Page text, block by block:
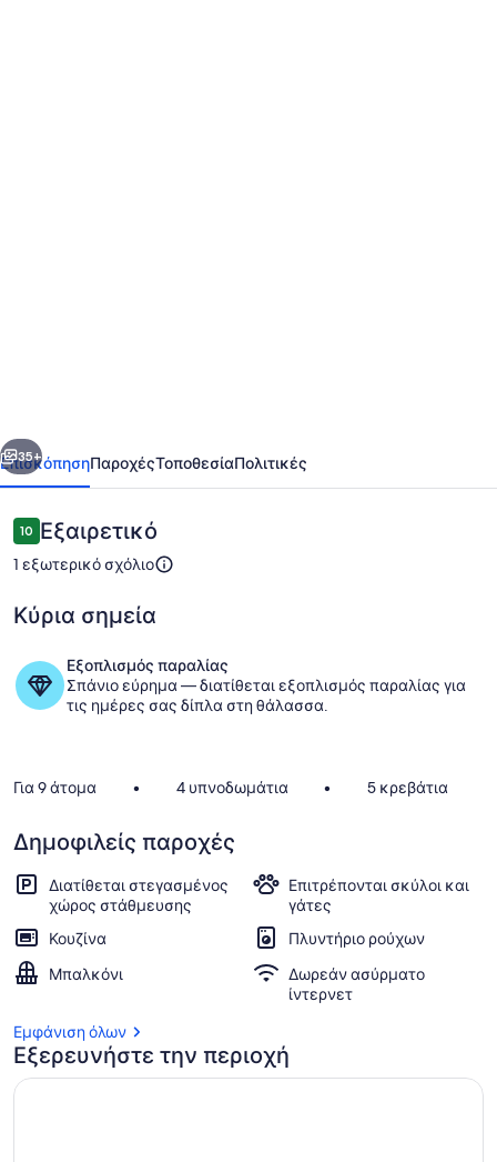
4
bedrooms.
Εξωτερικοί χώροι
Επόμενο
35+
ΕπισκόπησηΠαροχέςΤοποθεσίαΠολιτικές
Σχόλια
1010 στα 10
Εξαιρετικό
1 εξωτερικό σχόλιο
Κύρια σημεία
Εξοπλισμός παραλίας
Σπάνιο εύρημα — διατίθεται εξοπλισμός παραλίας για
τις ημέρες σας δίπλα στη θάλασσα.
Για 9 άτομα • 4 υπνοδωμάτια • 5 κρεβάτια
Δημοφιλείς παροχές
Διατίθεται στεγασμένος
χώρος στάθμευσης
Επιτρέπονται σκύλοι και
γάτες
Κουζίνα
Πλυντήριο ρούχων
Μπαλκόνι
Δωρεάν ασύρματο
ίντερνετ
Εμφάνιση όλων
Εξερευνήστε την περιοχή